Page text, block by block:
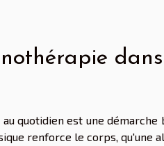
au quotidien est une
renforce le corps, qu'une